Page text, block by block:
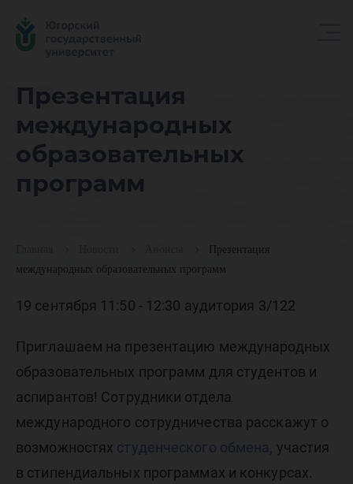
Презентация
международных
образовательных
программ
Презентация
международных образовательных программ
19 сентября 11:50 - 12:30 аудитория 3/122
Приглашаем на презентацию международных
образовательных программ для студентов и
аспирантов! Сотрудники отдела
международного сотрудничества расскажут о
возможностях студенческого обмена, участия
в стипендиальных программах и конкурсах.